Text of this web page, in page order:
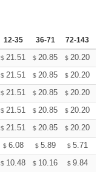
12-35 36-71 72-143
$ 21.51 $ 20.85 $ 20.20
$ 21.51 $ 20.85 $ 20.20
$ 21.51 $ 20.85 $ 20.20
$ 21.51 $ 20.85 $ 20.20
$ 21.51 $ 20.85 $ 20.20
$ 6.08 $ 5.89 $ 5.71
$ 10.48 $ 10.16 $ 9.84